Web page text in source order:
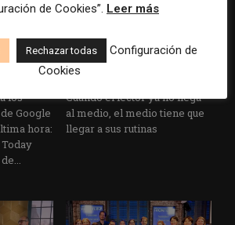
los
Google
hora:
Cuando el lector ya no llega
al medio, el medio tiene que
llegar a sus rutinas
de Cookies”. Leer más
Rechazar todas
Configuración de
Cookies